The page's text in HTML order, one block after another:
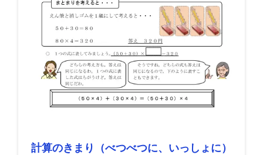
計算のきまり（べつべつに、いっしょに）